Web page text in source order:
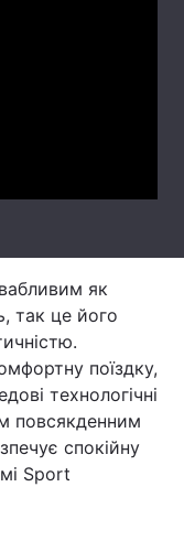
як
так це його
поїздку,
технологічні
повсякденним
спокійну
Sport